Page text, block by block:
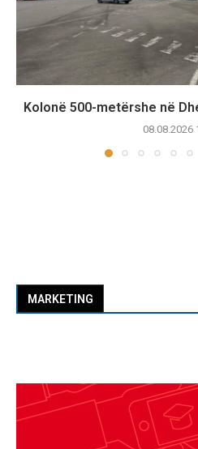
Kolonë 500-metërshe në
08.08.2026
MARKETING